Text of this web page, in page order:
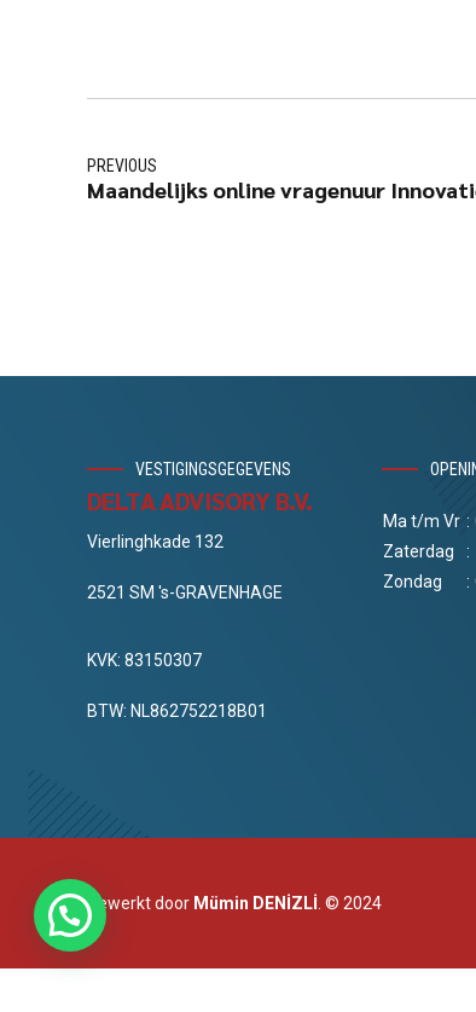
PREVIOUS
Maandelijks online vragenuur
VESTIGINGSGEGEVENS
DELTA ADVISORY B.V.
Vierlinghkade 132
2521 SM 's-GRAVENHAGE
KVK: 83150307
BTW: NL862752218B01
Ma t/m Vr :
Zaterdag
:
Zondag
:
Bewerkt door Mümin DENİZLİ . © 2024